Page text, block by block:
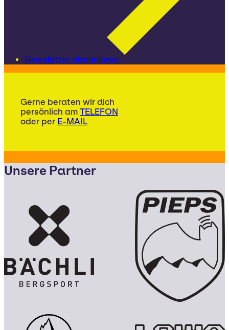
Newsletter abonnieren
Gerne beraten wir dich
persönlich am TELEFON
oder per E-MAIL
Unsere Partner